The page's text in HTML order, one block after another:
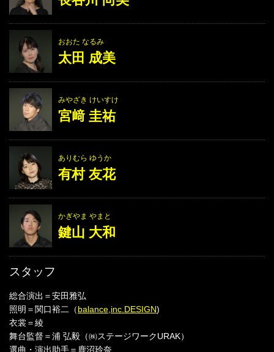
おおた なるみ
太田 成美
みやざき けいすけ
宮﨑 圭祐
ありむら ゆうか
有村 友花
かぎやま やまと
鍵山 大和
スタッフ
総合演出＝安田雅弘
照明＝関口裕二（balance,inc.DESIGN)
衣裳＝綾
舞台監督＝浦 弘毅（㈱ステージワークURAK）
選曲・演出助手＝鹿沼玲奈